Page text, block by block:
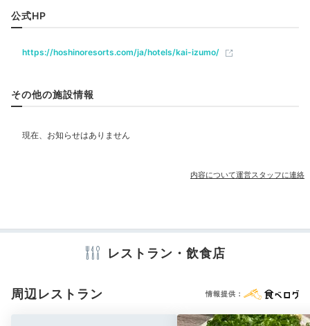
ベビー＆子供関連
部屋情報
公式HP
https://hoshinoresorts.com/ja/hotels/kai-izumo/
その他の施設情報
内容について運営スタッフに連絡
レストラン・飲食店
周辺レストラン 情報提供：